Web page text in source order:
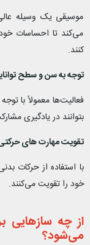
موسیقی یک وسیله
می‌کند تا احساسات
کنند.
توجه به سن و سطح
فعالیت‌ها معمولاً با
بتوانند در یادگیری
تقویت مهارت‌ های
با استفاده از حرکات
خود را تقویت می‌کنند.
از چه ساز‌هایی
می‌شود؟